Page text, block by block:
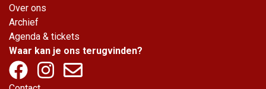
Over ons
Archief
Agenda & tickets
Waar kan je ons terugvinden?